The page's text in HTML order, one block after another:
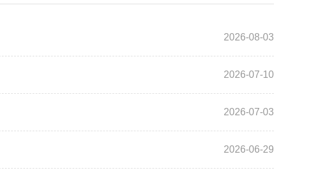
2026-08-03
2026-07-10
2026-07-03
2026-06-29